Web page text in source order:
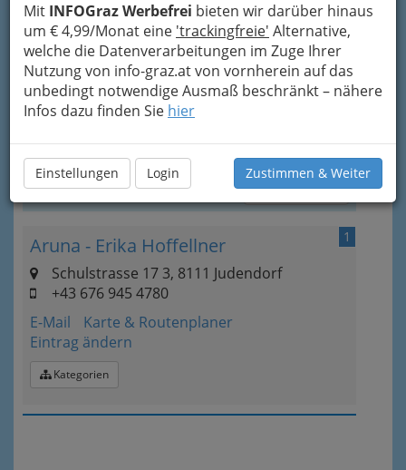
Mit INFOGraz Werbefrei bieten wir darüber hinaus
um € 4,99/Monat eine 'trackingfreie' Alternative,
welche die Datenverarbeitungen im Zuge Ihrer
Nutzung von info-graz.at von vornherein auf das
unbedingt notwendige Ausmaß beschränkt – nähere
Infos dazu finden Sie hier
Einstellungen Login Zustimmen & Weiter
Die Anwendung der IL-DO® Körperkerze ist
einfach und vielseitig einsetzbar. In einemTages-
Seminarlernen Sie alles über die Kerzen und
deren Anwendungsmöglichkeiten, danach
können Sie selbst die Kerzen anwenden, für Ihre
Familie und Freunde, oder auch gewerblich.
Bezirksauswahl
Alle Bezirke
1
Aruna - Erika Hoffellner
Schulstrasse 17 3, 8111 Judendorf
+43 676 945 4780
E-Mail
Karte & Routenplaner
Eintrag ändern
Kategorien